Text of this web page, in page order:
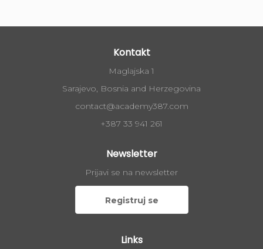
Kontakt
Maglajska 1
Sarajevo, Bosnia and Herzegovina
contact@academy387.com
+387 33 941 261
Newsletter
Prijavi se na newsletter
Registruj se
Links